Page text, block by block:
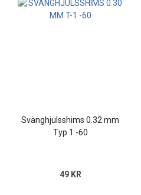
Svänghjulsshims 0.32 mm
Typ 1 -60
49 KR